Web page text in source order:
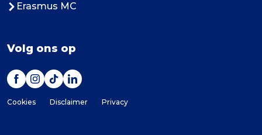
Erasmus MC
Volg ons op
Cookies Disclaimer Privacy